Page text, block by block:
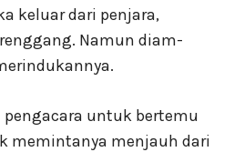
keluar dari penjara,
Namun diam-
pengacara untuk bertemu
memintanya menjauh dari